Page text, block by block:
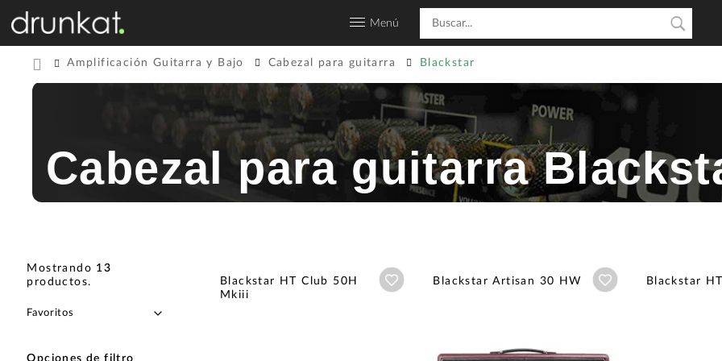
Menú
Amplificación Guitarra y Bajo Cabezal para guitarra Blackstar
Cabezal para guitarra
Mostrando 13
productos.
Opciones de filtro
Blackstar HT Club 50H
Mkiii
Añadir a wishlist
Blackstar Artisan 30 HW Añadir a wishlist
Blackstar